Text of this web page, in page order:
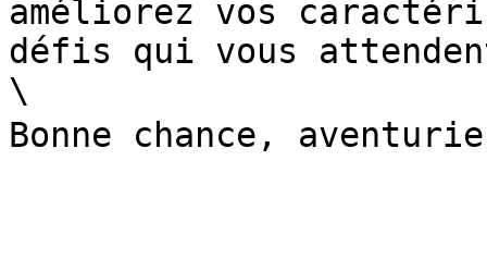
améliorez vos
défis qui vous
\